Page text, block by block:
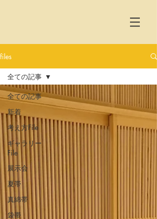
files
全ての記事
新着
考え方File
ギャラリー
File
展示会
夏帯
真綿帯
袋帯
全ての記事